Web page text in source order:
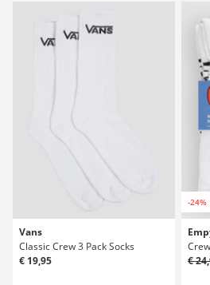
Vans
Classic Crew 3 Pack Socks
€ 19,95
-24%
€